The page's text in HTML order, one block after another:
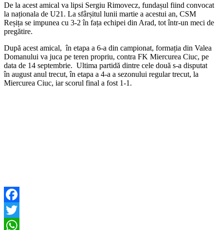
De la acest amical va lipsi Sergiu Rimovecz, fundașul fiind convocat
la naționala de U21. La sfârșitul lunii martie a acestui an, CSM
Reșița se impunea cu 3-2 în fața echipei din Arad, tot într-un meci de
pregătire.
După acest amical, în etapa a 6-a din campionat, formația din Valea
Domanului va juca pe teren propriu, contra FK Miercurea Ciuc, pe
data de 14 septembrie. Ultima partidă dintre cele două s-a disputat
în august anul trecut, în etapa a 4-a a sezonului regular trecut, la
Miercurea Ciuc, iar scorul final a fost 1-1.
Facebook
Twitter